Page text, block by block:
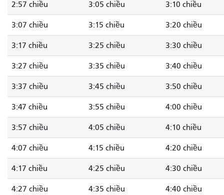
2:57 chiều 3:05 chiều 3:10 chiều
3:07 chiều 3:15 chiều 3:20 chiều
3:17 chiều 3:25 chiều 3:30 chiều
3:27 chiều 3:35 chiều 3:40 chiều
3:37 chiều 3:45 chiều 3:50 chiều
3:47 chiều 3:55 chiều 4:00 chiều
3:57 chiều 4:05 chiều 4:10 chiều
4:07 chiều 4:15 chiều 4:20 chiều
4:17 chiều 4:25 chiều 4:30 chiều
4:27 chiều 4:35 chiều 4:40 chiều